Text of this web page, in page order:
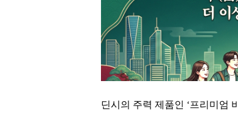
딘시의 주력 제품인 ‘프리미엄